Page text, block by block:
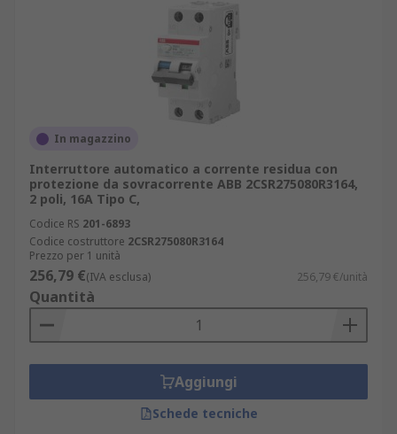
In magazzino
Interruttore automatico a corrente residua con
protezione da sovracorrente ABB 2CSR275080R3164,
2 poli, 16A Tipo C,
Codice RS 201-6893
Codice costruttore 2CSR275080R3164
Prezzo per 1 unità
256,79 €(IVA esclusa) 256,79 €/unità
Quantità
Aggiungi
Schede tecniche